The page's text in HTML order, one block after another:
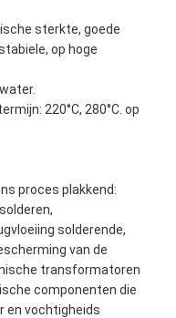
sterkte, goede
op hoge
220°C, 280°C. op
proces plakkend:
solderende,
van de
transformatoren
componenten die
en vochtigheids